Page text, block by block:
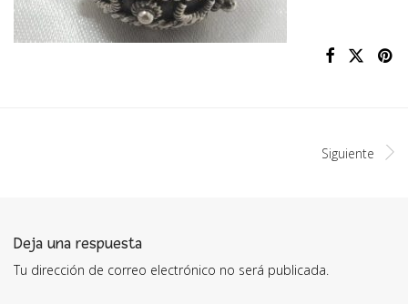
Siguiente
Deja una respuesta
Tu dirección de correo electrónico no será publicada.